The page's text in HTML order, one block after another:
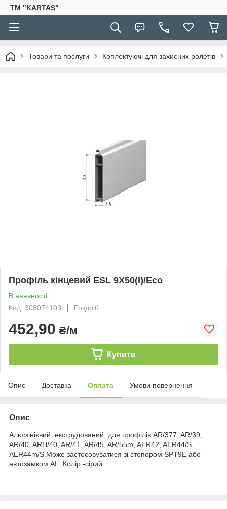
TM "KARTAS"
Товари та послуги Коплектуючі для захисних ролетів
Профіль кінцевий ESL 9Х50(I)/Eco
В наявності
Код: 308074103
Роздріб
452,90 ₴/м
Купити
Опис Доставка Оплата Умови повернення
Опис
Алюмінієвий, екструдований, для профілів AR/377, AR/39,
AR/40, ARH/40, AR/41, AR/45, AR/55m, AER42, AER44/S,
AER44m/S.Може застосовуватися зі стопором SPT9E або
автозамком AL. Колір -сірий.